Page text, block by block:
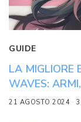
GUIDE
LA MIGLIORE
WAVES:
21 AGOSTO 2024